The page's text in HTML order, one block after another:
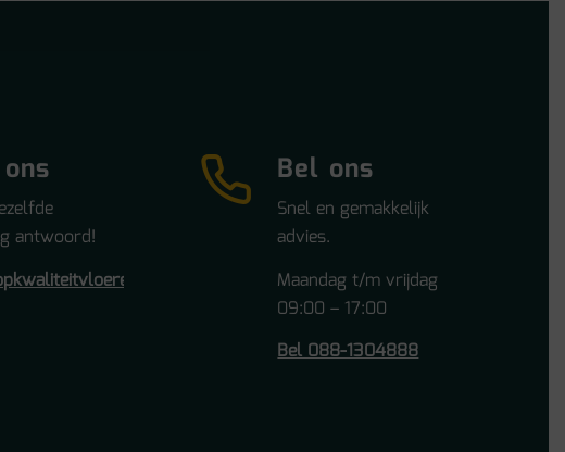
antwoord!
Bel ons
Snel en gemakkelijk
advies.
Maandag t/m vrijdag
09:00 – 17:00
Bel 088-1304888